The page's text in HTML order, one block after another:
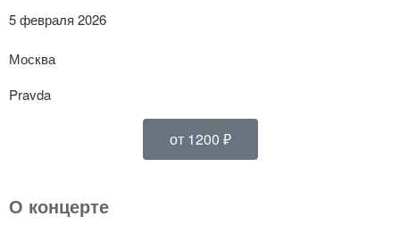
5 февраля 2026
Москва
Pravda
от 1200 ₽
О концерте